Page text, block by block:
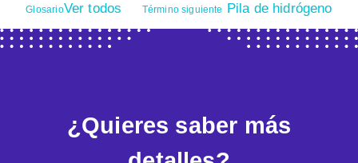
GlosarioVer todos Término siguiente Pila de hidrógeno
¿Quieres saber más